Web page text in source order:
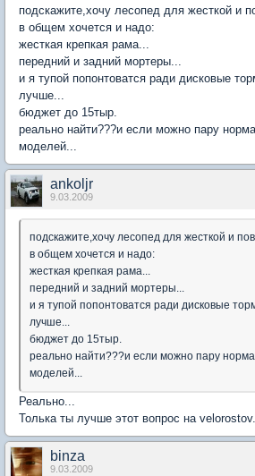
подскажите,хочу лесопед для жесткой и
в общем хочется и надо:
жесткая крепкая рама...
передний и задний мортеры...
и я тупой попонтоватся ради дисковые
лучше...
бюджет до 15тыр.
реально найти???и если можно пару
моделей...
ankoljr
9.03.2009
подскажите,хочу лесопед для жесткой и
в общем хочется и надо:
жесткая крепкая рама...
передний и задний мортеры...
и я тупой попонтоватся ради дисковые
лучше...
бюджет до 15тыр.
реально найти???и если можно пару
моделей...
Реально...
Толька ты лучше этот вопрос на
binza
9.03.2009